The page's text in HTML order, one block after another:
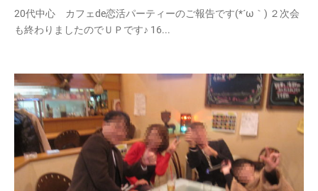
20代中心 カフェde恋活パーティーのご報告です(*´ω｀) ２次会
も終わりましたのでＵＰです♪ 16...